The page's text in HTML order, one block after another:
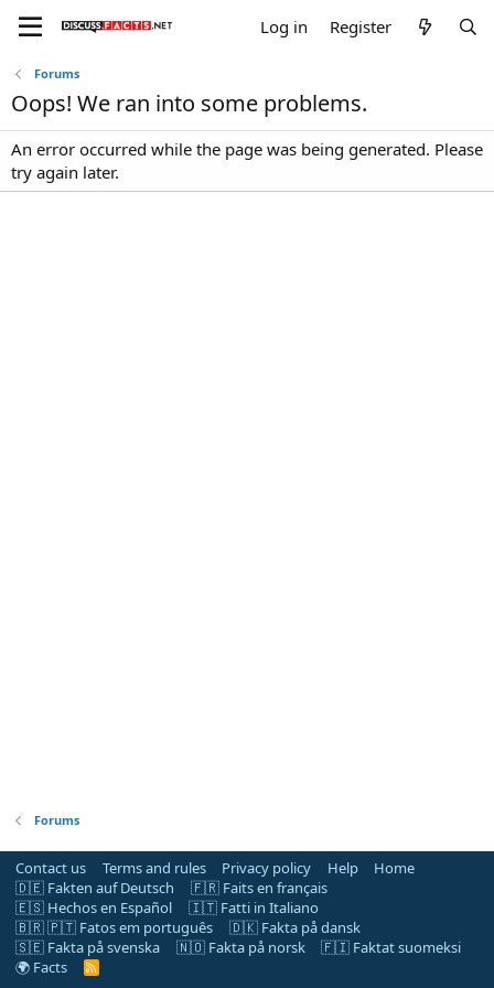
Log in Register
Forums
Oops! We ran into some problems.
An error occurred while the page was being generated. Please
try again later.
Forums
Contact us Terms and rules Privacy policy Help
Home
🇩🇪 Fakten auf Deutsch
🇫🇷 Faits en français
🇪🇸 Hechos en Español
🇮🇹 Fatti in Italiano
🇧🇷 🇵🇹 Fatos em português
🇩🇰 Fakta på dansk
🇸🇪 Fakta på svenska
🇳🇴 Fakta på norsk
🇫🇮 Faktat suomeksi
🌍 Facts
R